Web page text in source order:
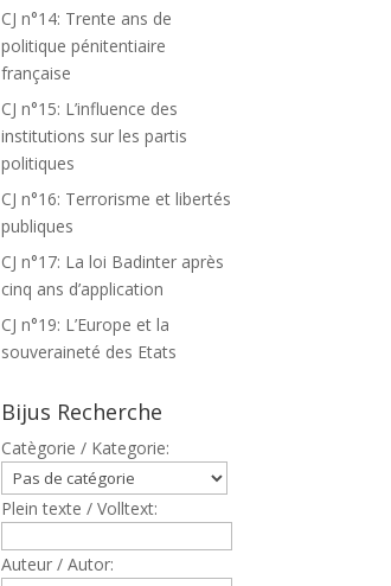
CJ n°14: Trente ans de
politique pénitentiaire
française
CJ n°15: L’influence des
institutions sur les partis
politiques
CJ n°16: Terrorisme et libertés
publiques
CJ n°17: La loi Badinter après
cinq ans d’application
CJ n°19: L’Europe et la
souveraineté des Etats
Bijus Recherche
Catègorie / Kategorie:
Plein texte / Volltext:
Auteur / Autor: